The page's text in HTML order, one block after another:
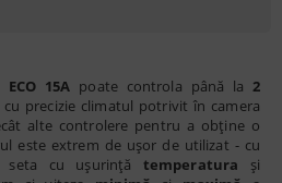
15A poate controla până la 2
cu precizie climatul potrivit în camera
alte controlere pentru a obține o
este extrem de ușor de utilizat - cu
seta cu ușurință temperatura și